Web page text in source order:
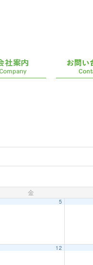
金
5
12